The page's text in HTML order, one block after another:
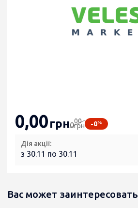
0,00грн000
грн -0%
Дія акції:
з 30.11 по 30.11
Вас может заинтересовать